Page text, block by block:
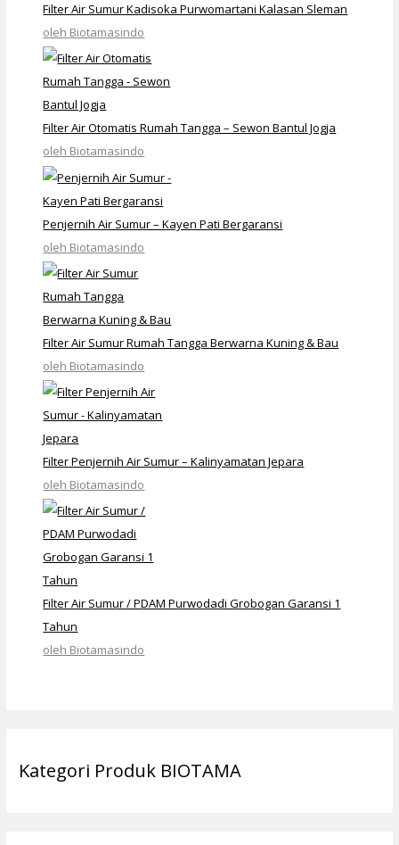
Filter Air Sumur Kadisoka Purwomartani Kalasan Sleman
oleh Biotamasindo
Filter Air Otomatis Rumah Tangga – Sewon Bantul Jogja
oleh Biotamasindo
Penjernih Air Sumur – Kayen Pati Bergaransi
oleh Biotamasindo
Filter Air Sumur Rumah Tangga Berwarna Kuning & Bau
oleh Biotamasindo
Filter Penjernih Air Sumur – Kalinyamatan Jepara
oleh Biotamasindo
Filter Air Sumur / PDAM Purwodadi Grobogan Garansi 1
Tahun
oleh Biotamasindo
Kategori Produk BIOTAMA